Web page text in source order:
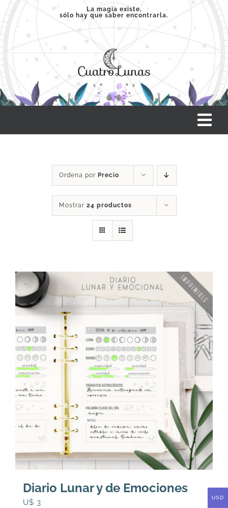
Saltar
contenido
La magia existe,
sólo hay que saber encontrarla.
SERVICIOS
PRODUCTOS
ARTÍCULOS
ACERCA
CONTACTO
Ordena por Precio
Mostrar 24 productos
Diario Lunar y de Emociones
U$ 3
USD